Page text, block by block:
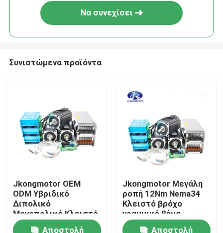
Προϊόντα
Περίπου εμείς
Να συνεχίσει
Συνιστώμενα προϊόντα
Jkongmotor OEM
ODM Υβριδικό
Διπολικό
Μονοπολικό Κλειστό
Κλειστό Κύκλο
Αποστολή
Jkongmotor Μεγάλη
ροπή 12Nm Nema34
Κλειστό βρόχο
γραμμικό βήμα
κινητήρα για μηχανή
Αποστολή